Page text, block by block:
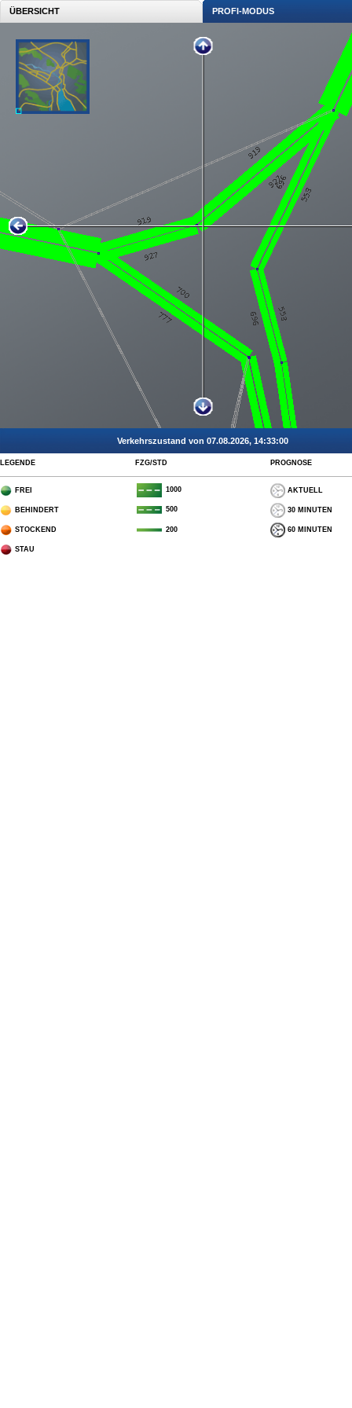
ÜBERSICHT PROFI-MODUS
Verkehrszustand von 07.08.2026, 14:33:00
LEGENDE FZG/STD PROGNOSE
FREI 1000 AKTUELL
BEHINDERT 500 30 MINUTEN
STOCKEND 200 60 MINUTEN
STAU